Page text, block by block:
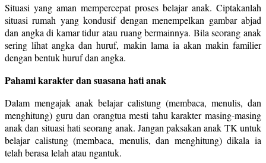
Situasi yang aman mempercepat proses belajar anak. Ciptakanlah
situasi rumah yang kondusif dengan menempelkan gambar abjad
dan angka di kamar tidur atau ruang bermainnya. Bila seorang anak
sering lihat angka dan huruf, makin lama ia akan makin familier
dengan bentuk huruf dan angka.
Pahami karakter dan suasana hati anak
Dalam mengajak anak belajar calistung (membaca, menulis, dan
menghitung) guru dan orangtua mesti tahu karakter masing-masing
anak dan situasi hati seorang anak. Jangan paksakan anak TK untuk
belajar calistung (membaca, menulis, dan menghitung) dikala ia
telah berasa lelah atau ngantuk.